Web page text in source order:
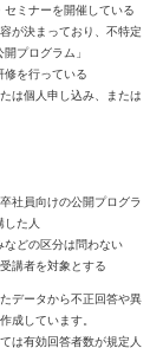
ミナーを開催している
が決まっており、不特定
プログラム」
修を行っている
は個人申し込み、または
社員向けの公開プログラ
た人
などの区分は問わない
講者を対象とする
データから不正回答や異
成しています。
は有効回答者数が規定人